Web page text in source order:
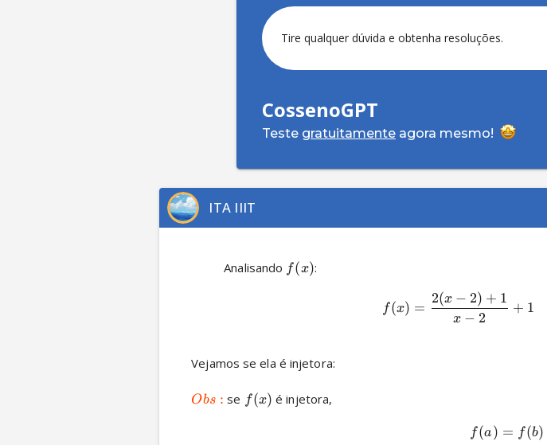
Tire qualquer dúvida e obtenha resoluções.
CossenoGPT
Teste gratuitamente agora mesmo!
ITA IIIT
          Analisando
f(x):
f(x) =
x − 2
2(x − 2) + 1
+ 1
Vejamos se ela é injetora:
Obs : se f(x)
f(a) = f(b)